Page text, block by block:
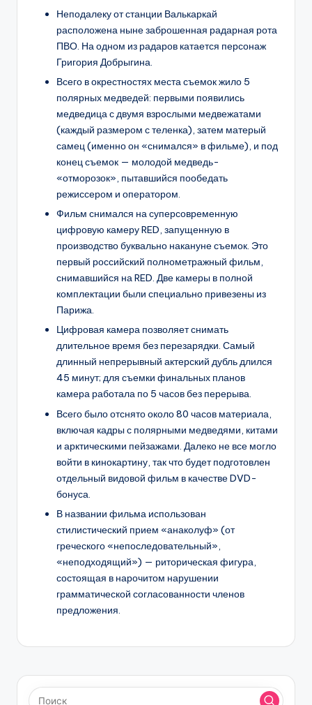
Неподалеку от станции Валькаркай
расположена ныне заброшенная радарная рота
ПВО. На одном из радаров катается персонаж
Григория Добрыгина.
Всего в окрестностях места съемок жило 5
полярных медведей: первыми появились
медведица с двумя взрослыми медвежатами
(каждый размером с теленка), затем матерый
самец (именно он «снимался» в фильме), и под
конец съемок — молодой медведь-
«отморозок», пытавшийся пообедать
режиссером и оператором.
Фильм снимался на суперсовременную
цифровую камеру RED, запущенную в
производство буквально накануне съемок. Это
первый российский полнометражный фильм,
снимавшийся на RED. Две камеры в полной
комплектации были специально привезены из
Парижа.
Цифровая камера позволяет снимать
длительное время без перезарядки. Самый
длинный непрерывный актерский дубль длился
45 минут; для съемки финальных планов
камера работала по 5 часов без перерыва.
Всего было отснято около 80 часов материала,
включая кадры с полярными медведями, китами
и арктическими пейзажами. Далеко не все могло
войти в кинокартину, так что будет подготовлен
отдельный видовой фильм в качестве DVD-
бонуса.
В названии фильма использован
стилистический прием «анаколуф» (от
греческого «непоследовательный»,
«неподходящий») — риторическая фигура,
состоящая в нарочитом нарушении
грамматической согласованности членов
предложения.